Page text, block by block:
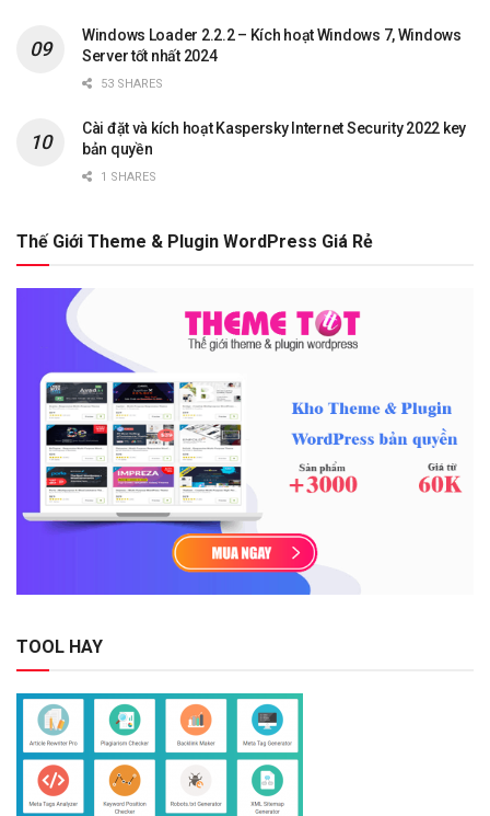
Windows Loader 2.2.2 – Kích hoạt Windows 7, Windows
Server tốt nhất 2024
53 SHARES
Cài đặt và kích hoạt Kaspersky Internet Security 2022 key
bản quyền
1 SHARES
Thế Giới Theme & Plugin WordPress Giá Rẻ
TOOL HAY